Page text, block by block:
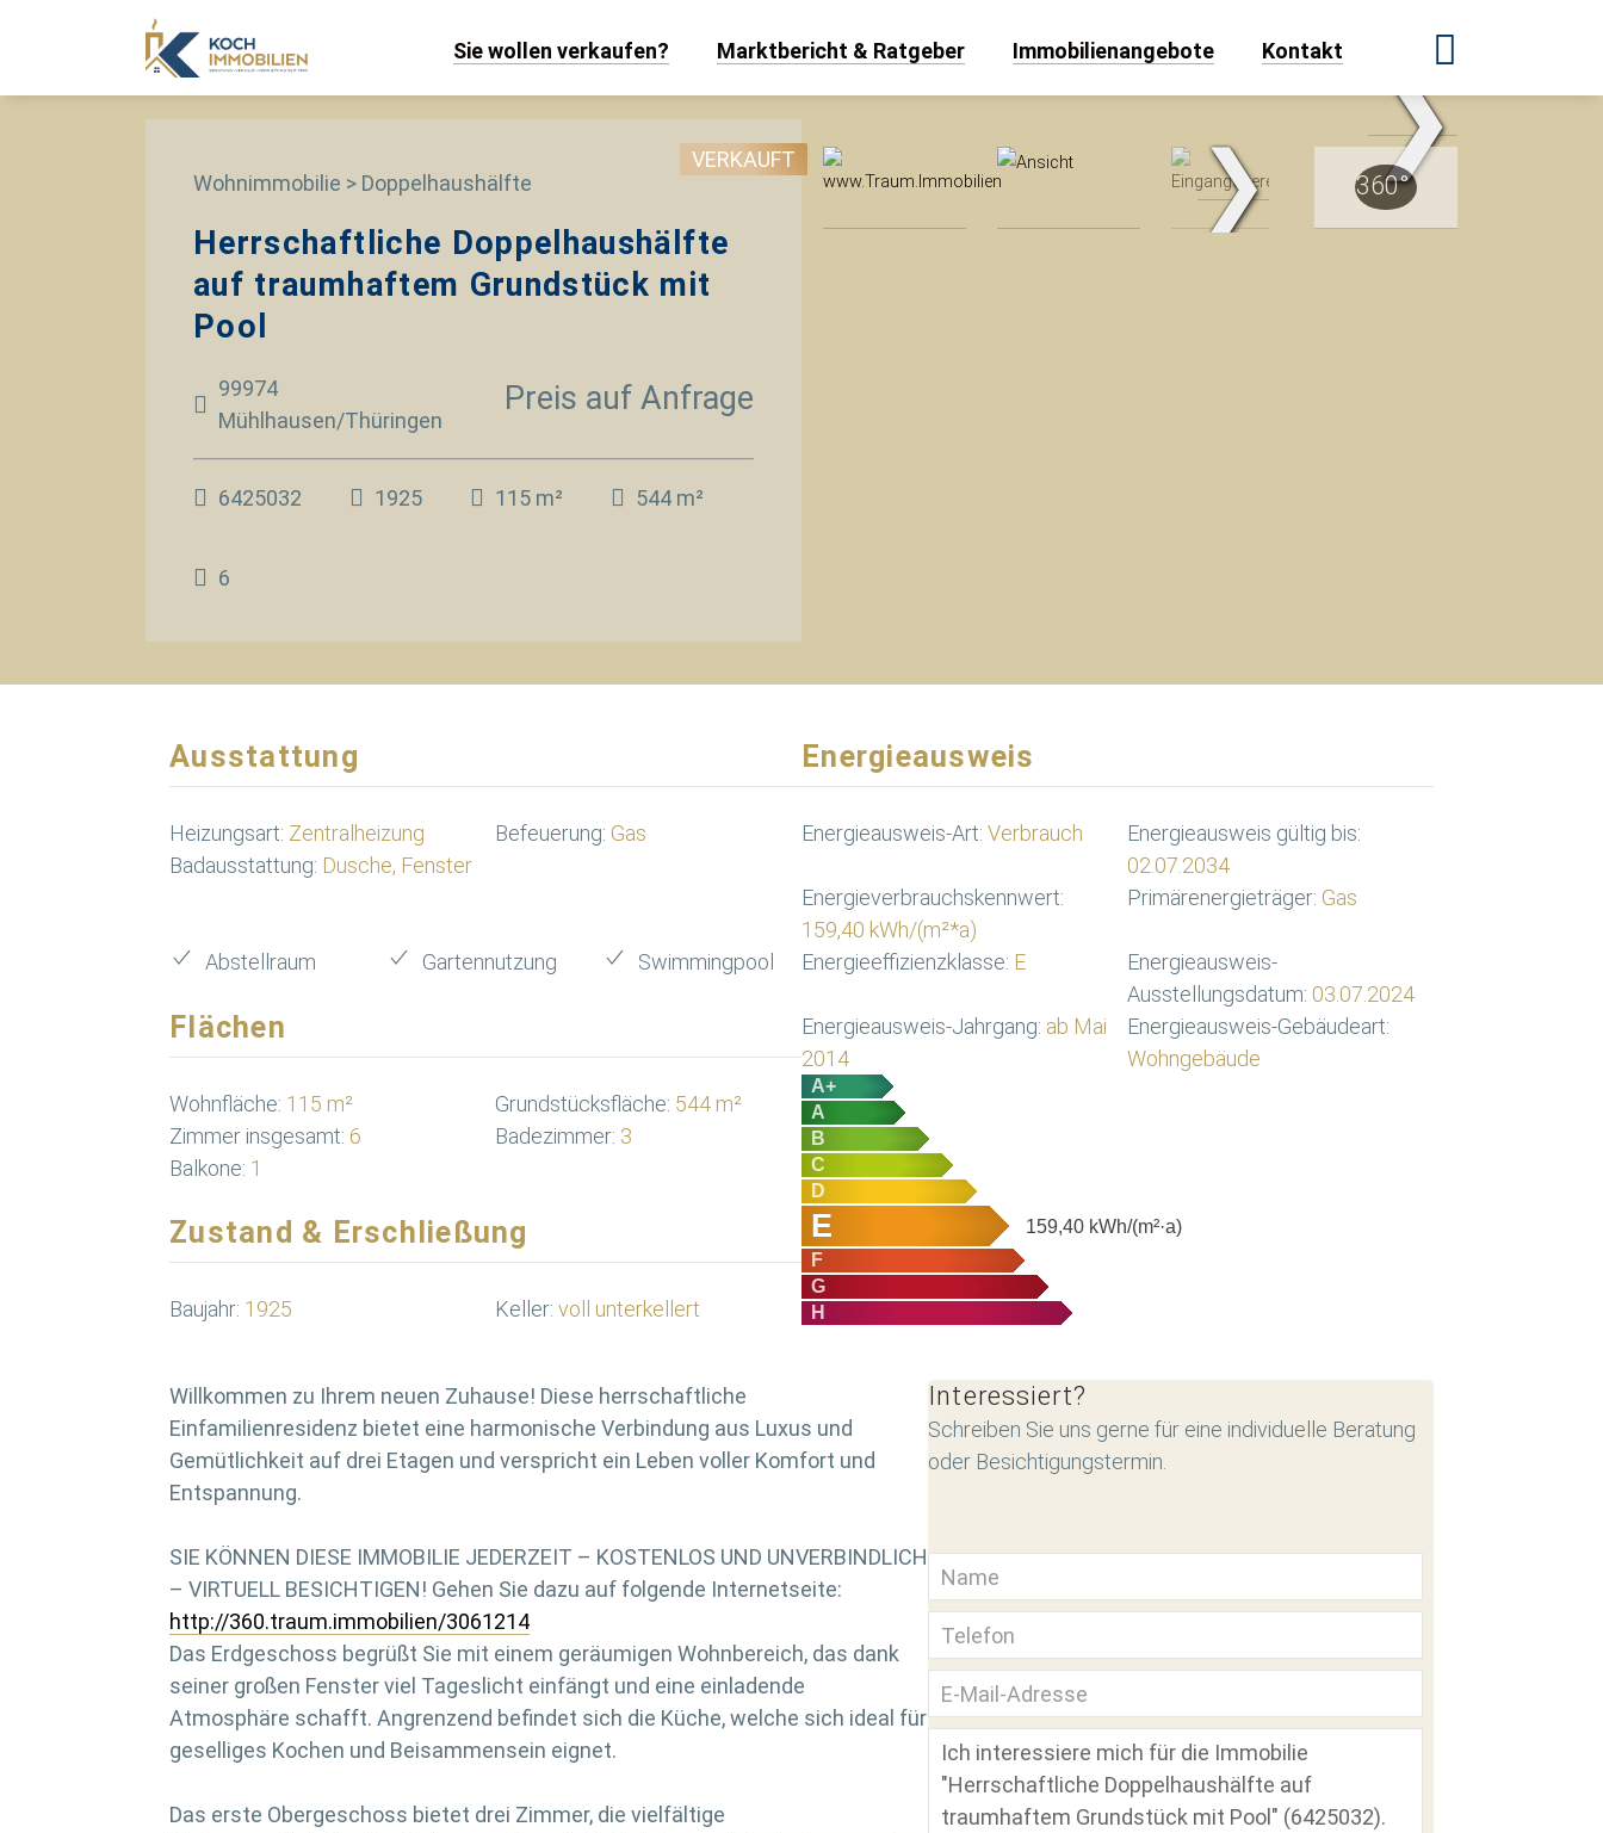
Sie wollen verkaufen? Marktbericht & Ratgeber Immobilienangebote Kontakt
Wohnimmobilie > Doppelhaushälfte
VERKAUFT
Herrschaftliche Doppelhaushälfte
auf traumhaftem Grundstück mit
Pool
99974
Mühlhausen/Thüringen
Preis auf Anfrage
6425032 1925 115 m² 544 m²
6
www.Traum.Immobilien ❯
❯
Ausstattung
Heizungsart: Zentralheizung Befeuerung: Gas
Badausstattung: Dusche, Fenster
Abstellraum Gartennutzung Swimmingpool
Flächen
Wohnfläche: 115 m² Grundstücksfläche: 544 m²
Zimmer insgesamt: 6 Badezimmer: 3
Balkone: 1
Zustand & Erschließung
Baujahr: 1925 Keller: voll unterkellert
Energieausweis
Energieausweis-Art: Verbrauch
Energieausweis gültig bis:
02.07.2034
Energieverbrauchskennwert:
159,40 kWh/(m²*a)
Primärenergieträger: Gas
Energieeffizienzklasse: E
Energieausweis-
Ausstellungsdatum: 03.07.2024
Energieausweis-Jahrgang: ab Mai
2014
Energieausweis-Gebäudeart:
Wohngebäude
A+
A
B
C
D
E 159,40 kWh/(m²·a)
F
G
H
Willkommen zu Ihrem neuen Zuhause! Diese herrschaftliche
Einfamilienresidenz bietet eine harmonische Verbindung aus Luxus und
Gemütlichkeit auf drei Etagen und verspricht ein Leben voller Komfort und
Entspannung.
SIE KÖNNEN DIESE IMMOBILIE JEDERZEIT – KOSTENLOS UND UNVERBINDLICH
– VIRTUELL BESICHTIGEN! Gehen Sie dazu auf folgende Internetseite:
http://360.traum.immobilien/3061214
Das Erdgeschoss begrüßt Sie mit einem geräumigen Wohnbereich, das dank
seiner großen Fenster viel Tageslicht einfängt und eine einladende
Atmosphäre schafft. Angrenzend befindet sich die Küche, welche sich ideal für
geselliges Kochen und Beisammensein eignet.
Das erste Obergeschoss bietet drei Zimmer, die vielfältige
Interessiert?
Schreiben Sie uns gerne für eine individuelle Beratung
oder Besichtigungstermin.